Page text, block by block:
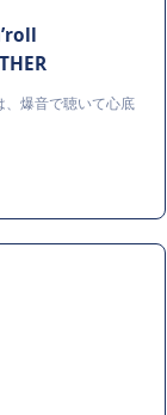
爆音で聴いて心底